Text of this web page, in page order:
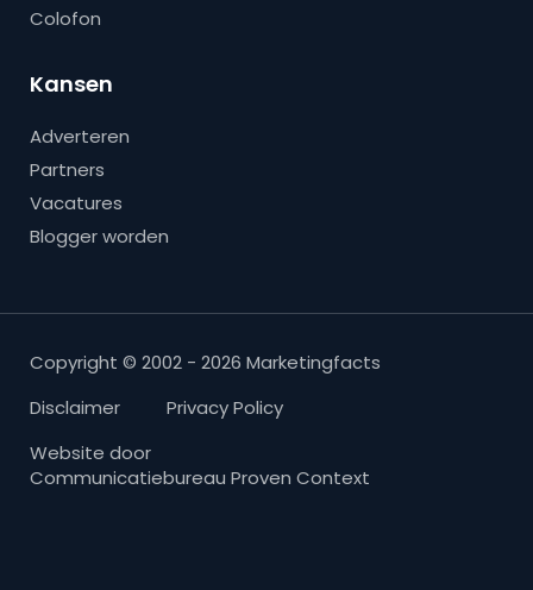
Colofon
Kansen
Adverteren
Partners
Vacatures
Blogger worden
Copyright © 2002 - 2026 Marketingfacts
Disclaimer
Privacy Policy
Website door
Communicatiebureau Proven Context